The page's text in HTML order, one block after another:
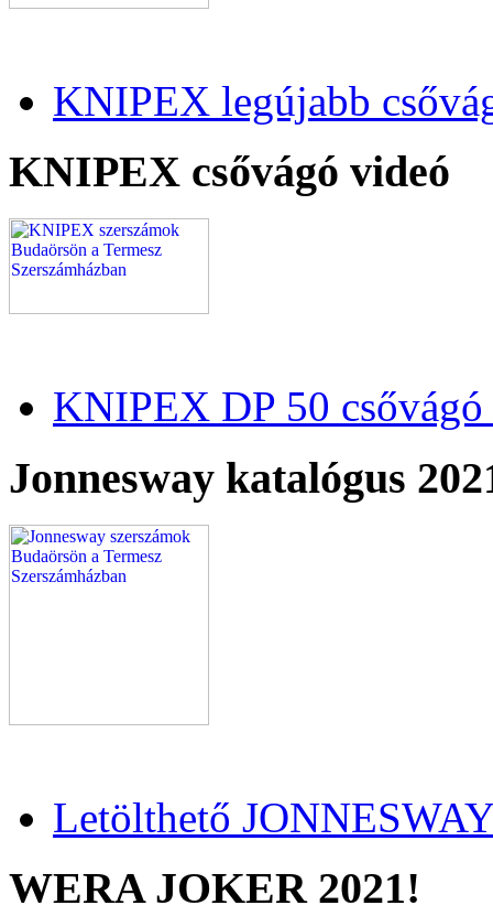
KNIPEX legújabb
KNIPEX csővágó videó
KNIPEX DP 50
Jonnesway katalógus
Letölthető
WERA JOKER 2021!